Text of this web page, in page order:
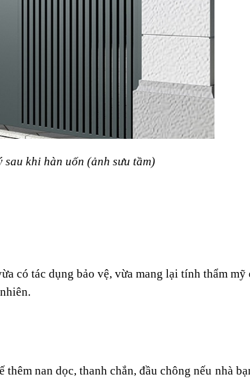
sau khi hàn uốn (ảnh sưu tầm)
có tác dụng bảo vệ, vừa mang lại tính thẩm mỹ
nan dọc, thanh chắn, đầu chông nếu nhà